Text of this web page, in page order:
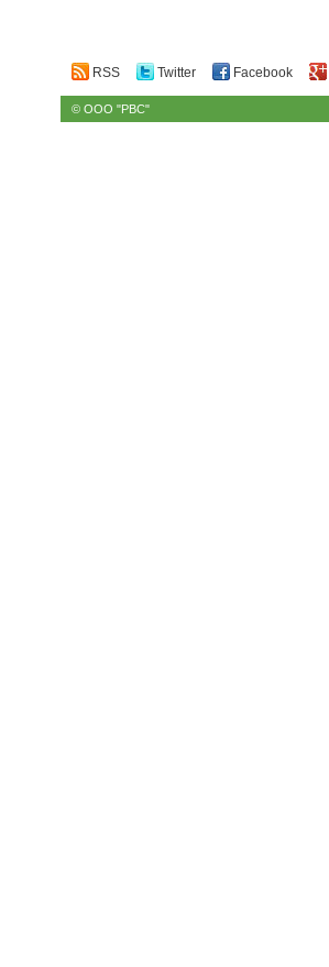
RSS Twitter Facebook
© ООО "РВС"